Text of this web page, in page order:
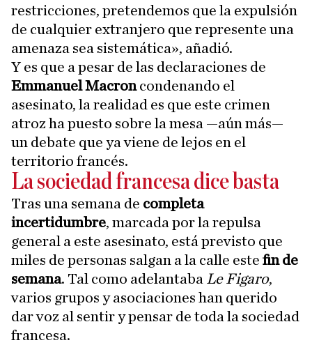
restricciones, pretendemos que la expulsión
de cualquier extranjero que represente una
amenaza sea sistemática», añadió.
Y es que a pesar de las declaraciones de
Emmanuel Macroncondenando el
asesinato, la realidad es que este crimen
atroz ha puesto sobre la mesa —aún más—
un debate que ya viene de lejos en el
territorio francés.
La sociedad francesa dice basta
Tras una semana de completa
incertidumbre, marcada por la repulsa
general a este asesinato, está previsto que
miles de personas salgan a la calle este fin de
semana. Tal como adelantaba Le Figaro,
varios grupos y asociaciones han querido
dar voz al sentir y pensar de toda la sociedad
francesa.